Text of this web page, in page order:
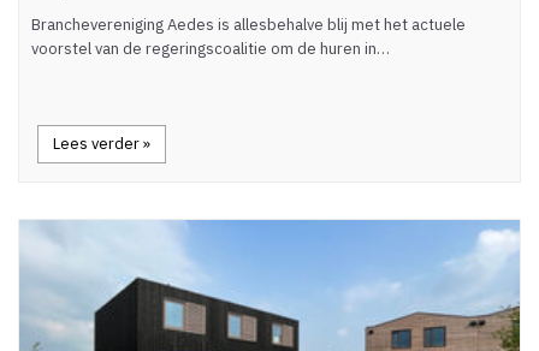
Branchevereniging Aedes is allesbehalve blij met het actuele
voorstel van de regeringscoalitie om de huren in…
Lees verder »